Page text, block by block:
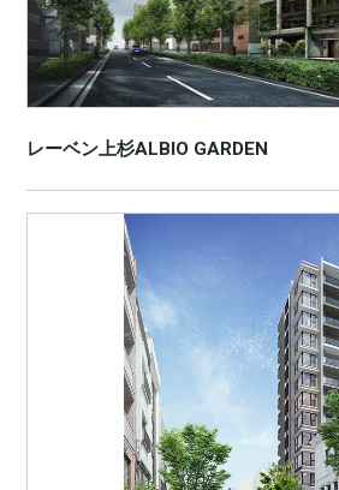
レーベン上杉ALBIO GARDEN